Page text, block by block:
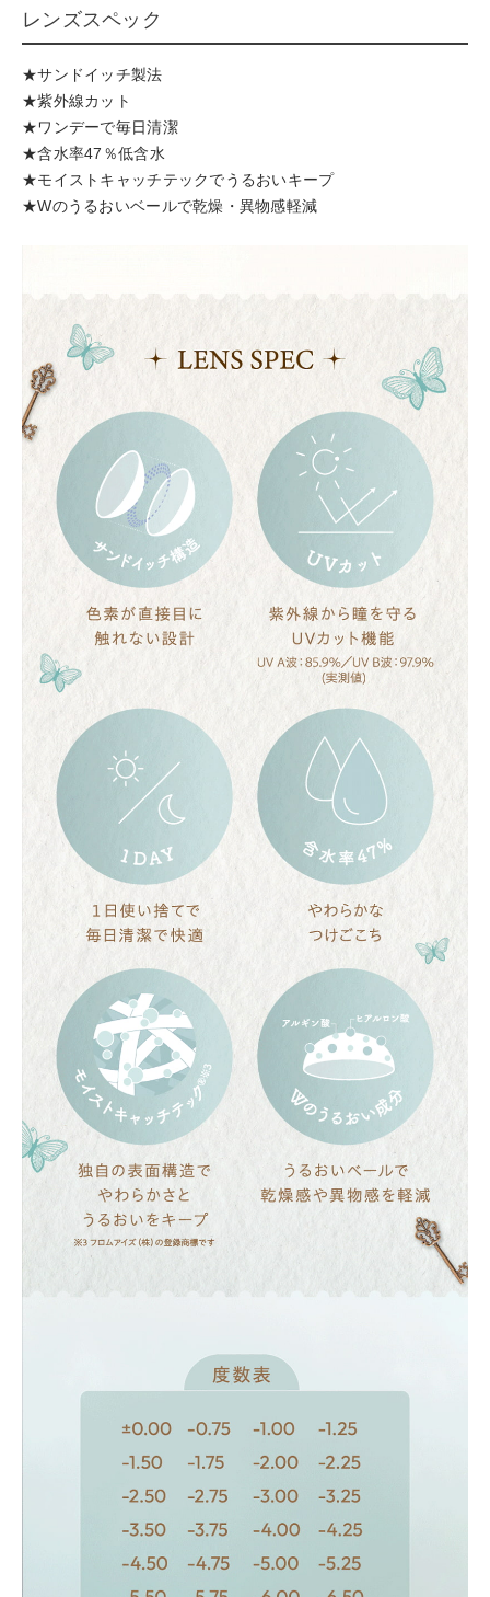
レンズスペック
★サンドイッチ製法
★紫外線カット
★ワンデーで毎日清潔
★含水率47％低含水
★モイストキャッチテックでうるおいキープ
★Wのうるおいベールで乾燥・異物感軽減